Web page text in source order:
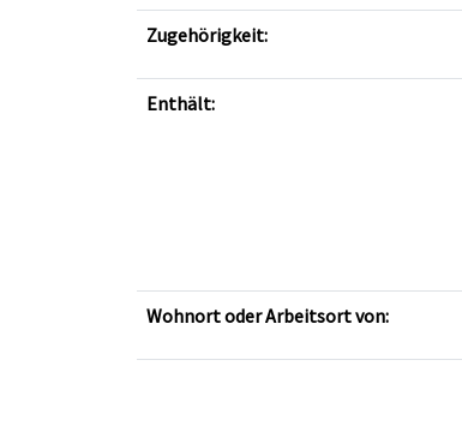
Zugehörigkeit:
Enthält:
Wohnort oder Arbeitsort von: